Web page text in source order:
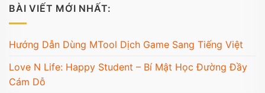
BÀI VIẾT MỚI NHẤT:
Hướng Dẫn Dùng MTool Dịch Game Sang Tiếng Việt
Love N Life: Happy Student – Bí Mật Học Đường Đầy
Cám Dỗ